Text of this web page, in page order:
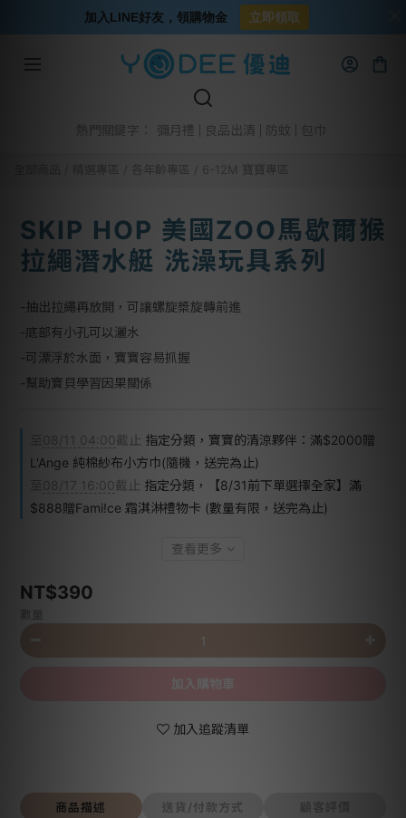
熱門關鍵字： 彌月禮 良品出清 防蚊 包巾
各年齡專區 / 6-12M 寶寶專區
SKIP HOP 美國ZOO馬歇爾猴
拉繩潛水艇 洗澡玩具系列
-抽出拉繩再放開，可讓螺旋槳旋轉前進
-底部有小孔可以灑水
-可漂浮於水面，寶寶容易抓握
-幫助寶貝學習因果關係
08/11 04:00截止 指定分類，寶寶的清涼夥伴：滿$2000贈
L'Ange 純棉紗布小方巾(隨機，送完為止)
08/17 16:00截止 指定分類，【8/31前下單選擇全家】滿
$888贈Fami!ce 霜淇淋禮物卡 (數量有限，送完為止)
查看更多
NT$390
加入購物車
加入追蹤清單
商品描述 送貨/付款方式
加入LINE好友，領購物金 立即領取